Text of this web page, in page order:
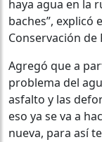
haya agua en la
baches”, explicó
Conservación de
Agregó que a
problema del
asfalto y las
eso ya se va a
nueva, para así